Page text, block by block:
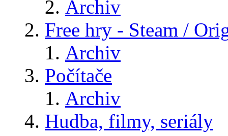
Archiv
Free hry - Steam /
Archiv
Počítače
Archiv
Hudba, filmy, seriály